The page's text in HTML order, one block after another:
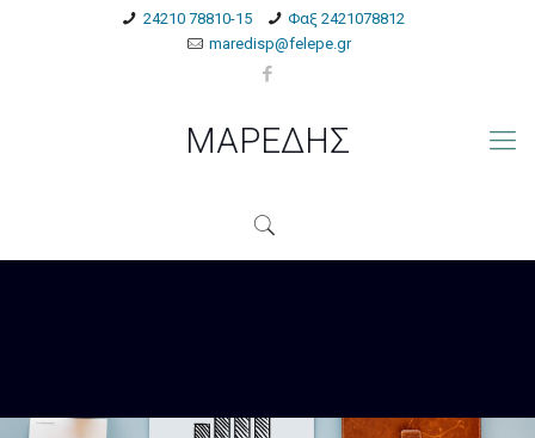
24210 78810-15
Φαξ 2421078812
maredisp@felepe.gr
ΜΑΡΕΔΗΣ